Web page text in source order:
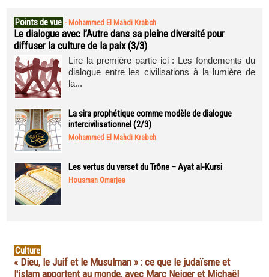
Points de vue - Mohammed El Mahdi Krabch
Le dialogue avec l’Autre dans sa pleine diversité pour
diffuser la culture de la paix (3/3)
Lire la première partie ici : Les fondements du
dialogue entre les civilisations à la lumière de
la...
La sira prophétique comme modèle de dialogue
intercivilisationnel (2/3)
Mohammed El Mahdi Krabch
Les vertus du verset du Trône – Ayat al-Kursi
Housman Omarjee
Culture
« Dieu, le Juif et le Musulman » : ce que le judaïsme et
l'islam apportent au monde, avec Marc Neiger et Michaël